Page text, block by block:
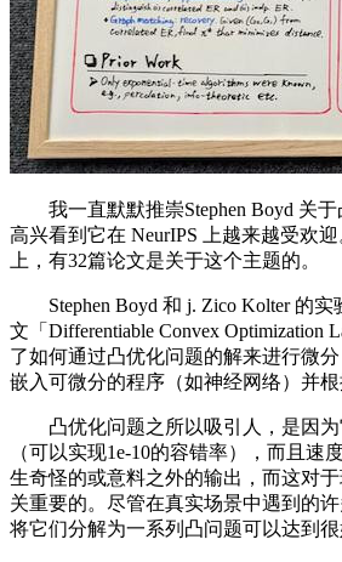
我一直默默推崇Stephen Boyd 关于
高兴看到它在 NeurIPS 上越来越受欢
上，有32篇论文是关于这个主题的。
Stephen Boyd 和 j. Zico Kolter 的实
文「Differentiable Convex Optimization
了如何通过凸优化问题的解来进行微
嵌入可微分的程序（如神经网络）并根
凸优化问题之所以吸引人，是因为
（可以实现1e-10的容错率），而且速
生奇怪的或意料之外的输出，而这对
关重要的。尽管在真实场景中遇到的
将它们分解为一系列凸问题可以达到很